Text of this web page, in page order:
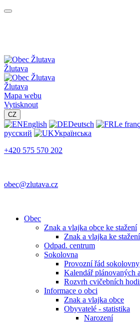
Žlutava
Žlutava
Mapa webu
Vytisknout
CZ
English Deutsch Le
русский
Українська
+420 575 570 202
obec@zlutava.cz
Obec
Znak a vlajka obce ke stažení
Znak a vlajka ke stažení
Odpad. centrum
Sokolovna
Provozní řád sokolovny
Kalendář plánovaných
Rozvrh cvičebních
Informace o obci
Znak a vlajka obce
Obyvatelé - statistika
Narození